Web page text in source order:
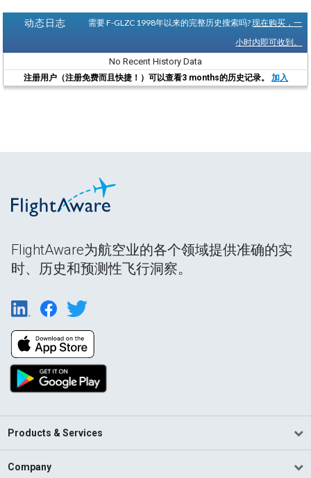
动态日志 需要 F-GLZC 1998年以来的完整历史搜索吗?现在购买，一
小时内即可收到。
No Recent History Data
注册用户（注册免费而且快捷！）可以查看3 months的历史记录。 加入
FlightAware为航空业的各个领域提供准确的实
时、历史和预测性飞行洞察。
Products & Services
Company